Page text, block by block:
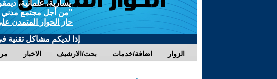
يسارية، علمانية،
"من أجل مجتمع مدني
حاز الحوار المتمدن
إذا لديكم مشاكل تقنية
الاخبار بحث/الارشيف اضافة/خدمات الزوار